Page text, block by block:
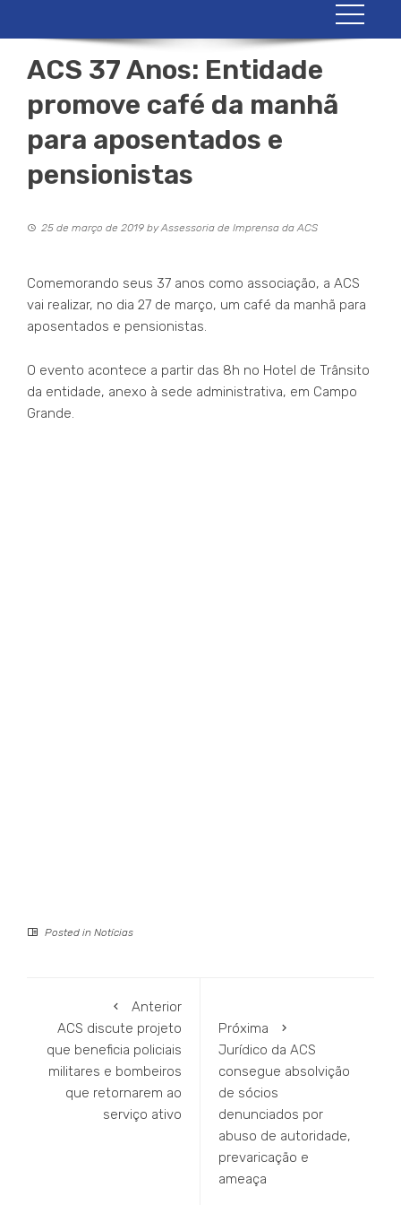
ACS 37 Anos: Entidade
promove café da manhã
para aposentados e
pensionistas
25 de março de 2019 byAssessoria de Imprensa da ACS
Comemorando seus 37 anos como associação, a ACS
vai realizar, no dia 27 de março, um café da manhã para
aposentados e pensionistas.
O evento acontece a partir das 8h no Hotel de Trânsito
da entidade, anexo à sede administrativa, em Campo
Grande.
Posted in Notícias
Anterior
ACS discute projeto
que beneficia policiais
militares e bombeiros
que retornarem ao
serviço ativo
Próxima
Jurídico da ACS
consegue absolvição
de sócios
denunciados por
abuso de autoridade,
prevaricação e
ameaça